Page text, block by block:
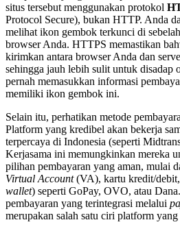
situs tersebut menggunakan protokol
Protocol Secure), bukan HTTP. Anda
melihat ikon gembok terkunci di
browser Anda. HTTPS memastikan
kirimkan antara browser Anda dan
sehingga jauh lebih sulit untuk disadap
pernah memasukkan informasi
memiliki ikon gembok ini.
Selain itu, perhatikan metode
Platform yang kredibel akan bekerja
terpercaya di Indonesia (seperti
Kerjasama ini memungkinkan mereka
pilihan pembayaran yang aman, mulai
Virtual Account(VA), kartu kredit/
wallet) seperti GoPay, OVO, atau
pembayaran yang terintegrasi melalui
merupakan salah satu ciri platform